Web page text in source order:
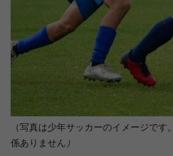
（写真は少年サッカーのイメージで
係ありません ）